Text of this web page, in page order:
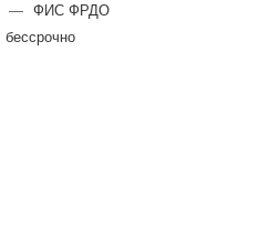
— ФИС ФРДО
бессрочно